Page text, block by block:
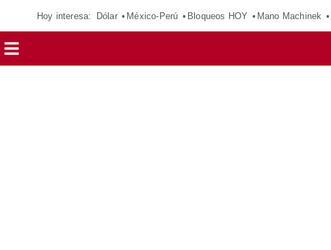
Hoy interesa: Dólar México-Perú Bloqueos HOY Mano Machinek